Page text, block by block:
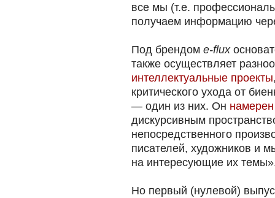
все мы (т.е.
получаем информацию
Под брендом e-flux
также осуществляет
интеллектуальные проекты
критического ухода от
— один из них. Он
дискурсивным
непосредственного
писателей, художников и
на интересующие их
Но первый (нулевой)